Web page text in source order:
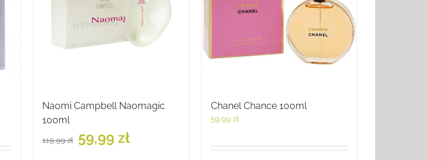
Naomi Campbell Naomagic
100ml
119,99zł
Pierwotna
cena
59,99 złcena
Chanel Chance 100ml
59,99 zł